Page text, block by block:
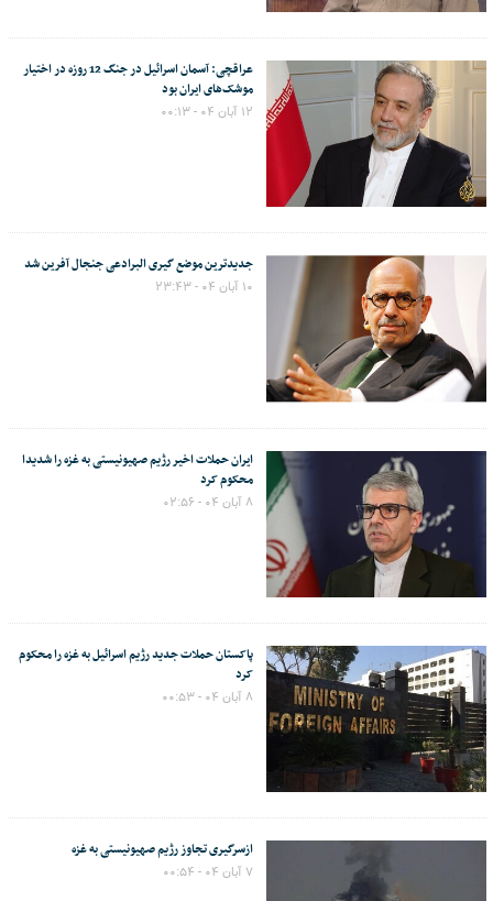
عراقچی: آسمان اسرائیل در جنگ 12 روزه در اختیار
موشک‌های ایران بود
۱۲ آبان ۰۴ - ۰۰:۱۳
جدیدترین موضع گیری البرادعی جنجال آفرین شد
۱۰ آبان ۰۴ - ۲۳:۴۳
ایران حملات اخیر رژیم صهیونیستی به غزه را شدیدا
محکوم کرد
۸ آبان ۰۴ - ۰۲:۵۶
پاکستان حملات جدید رژیم اسرائیل به غزه را محکوم
کرد
۸ آبان ۰۴ - ۰۰:۵۳
ازسرگیری تجاوز رژیم صهیونیستی به غزه
۷ آبان ۰۴ - ۰۰:۵۴